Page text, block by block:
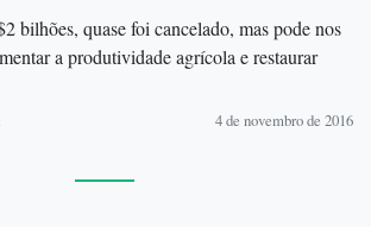
bilhões, quase foi cancelado, mas pode nos
a produtividade agrícola e restaurar
4 de novembro de 2016